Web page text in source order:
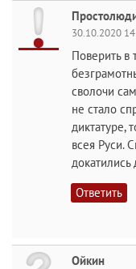
30.10.2020
Поверить в
сволочи
не стало
диктатуре,
всея Руси.
Ответить
Ойкин